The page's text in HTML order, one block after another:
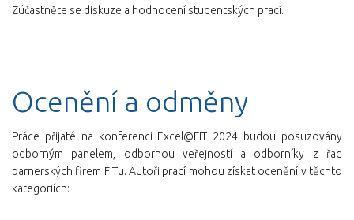
Zúčastněte se diskuze a hodnocení studentských prací.
Ocenění a odměny
Práce přijaté na konferenci Excel@FIT 2024 budou posuzovány
odborným panelem, odbornou veřejností a odborníky z řad
parnerských firem FITu. Autoři prací mohou získat ocenění v těchto
kategoriích: